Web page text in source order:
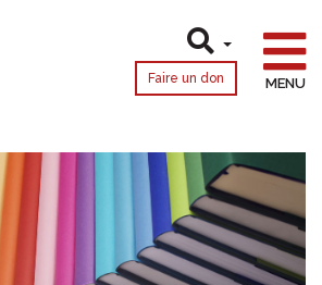
Faire un don MENU